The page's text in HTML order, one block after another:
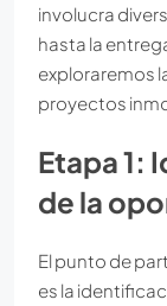
involucra
hasta la
exploraremos
proyectos
Etapa 1:
de la
El punto de
es la